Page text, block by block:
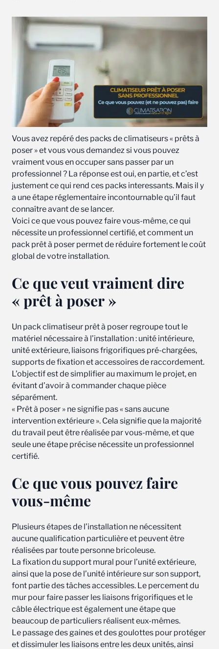
Vous avez repéré des packs de climatiseurs « prêts à
poser » et vous vous demandez si vous pouvez
vraiment vous en occuper sans passer par un
professionnel ? La réponse est oui, en partie, et c’est
justement ce qui rend ces packs interessants. Mais il y
a une étape réglementaire incontournable qu’il faut
connaître avant de se lancer.
Voici ce que vous pouvez faire vous-même, ce qui
nécessite un professionnel certifié, et comment un
pack prêt à poser permet de réduire fortement le coût
global de votre installation.
Ce que veut vraiment dire
« prêt à poser »
Un pack climatiseur prêt à poser regroupe tout le
matériel nécessaire à l’installation : unité intérieure,
unité extérieure, liaisons frigorifiques pré-chargées,
supports de fixation et accessoires de raccordement.
L’objectif est de simplifier au maximum le projet, en
évitant d’avoir à commander chaque pièce
séparément.
« Prêt à poser » ne signifie pas « sans aucune
intervention extérieure ». Cela signifie que la majorité
du travail peut être réalisée par vous-même, et que
seule une étape précise nécessite un professionnel
certifié.
Ce que vous pouvez faire
vous-même
Plusieurs étapes de l’installation ne nécessitent
aucune qualification particulière et peuvent être
réalisées par toute personne bricoleuse.
La fixation du support mural pour l’unité extérieure,
ainsi que la pose de l’unité intérieure sur son support,
font partie des tâches accessibles. Le percement du
mur pour faire passer les liaisons frigorifiques et le
câble électrique est également une étape que
beaucoup de particuliers réalisent eux-mêmes.
Le passage des gaines et des goulottes pour protéger
et dissimuler les liaisons entre les deux unités, ainsi